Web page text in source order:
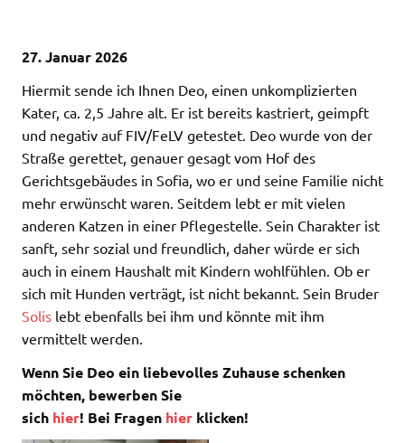
27. Januar 2026
Hiermit sende ich Ihnen Deo, einen unkomplizierten
Kater, ca. 2,5 Jahre alt. Er ist bereits kastriert, geimpft
und negativ auf FIV/FeLV getestet. Deo wurde von der
Straße gerettet, genauer gesagt vom Hof des
Gerichtsgebäudes in Sofia, wo er und seine Familie nicht
mehr erwünscht waren. Seitdem lebt er mit vielen
anderen Katzen in einer Pflegestelle. Sein Charakter ist
sanft, sehr sozial und freundlich, daher würde er sich
auch in einem Haushalt mit Kindern wohlfühlen. Ob er
sich mit Hunden verträgt, ist nicht bekannt. Sein Bruder
Solis lebt ebenfalls bei ihm und könnte mit ihm
vermittelt werden.
Wenn Sie Deo ein liebevolles Zuhause schenken
möchten, bewerben Sie
sich hier! Bei Fragen hier klicken!